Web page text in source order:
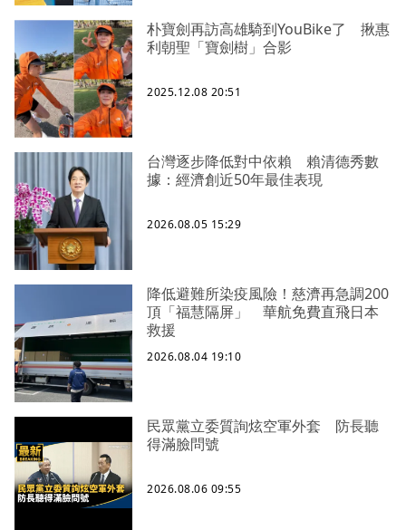
朴寶劍再訪高雄騎到YouBike了 揪惠
利朝聖「寶劍樹」合影
2025.12.08 20:51
台灣逐步降低對中依賴 賴清德秀數
據：經濟創近50年最佳表現
2026.08.05 15:29
降低避難所染疫風險！慈濟再急調200
頂「福慧隔屏」 華航免費直飛日本
救援
2026.08.04 19:10
民眾黨立委質詢炫空軍外套 防長聽
得滿臉問號
2026.08.06 09:55